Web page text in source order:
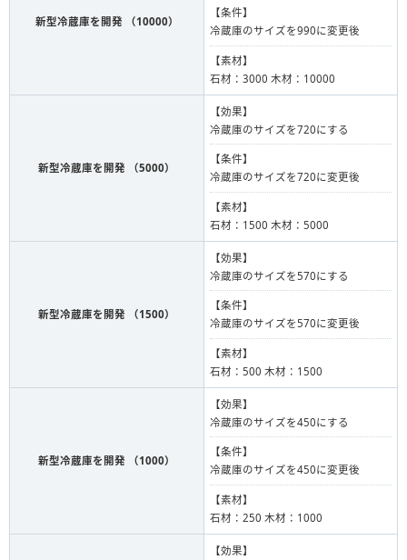
新型冷蔵庫を開発 （10000）
【条件】
冷蔵庫のサイズを990に変更後
【素材】
石材：3000 木材：10000
新型冷蔵庫を開発 （5000）
【効果】
冷蔵庫のサイズを720にする
【条件】
冷蔵庫のサイズを720に変更後
【素材】
石材：1500 木材：5000
新型冷蔵庫を開発 （1500）
【効果】
冷蔵庫のサイズを570にする
【条件】
冷蔵庫のサイズを570に変更後
【素材】
石材：500 木材：1500
新型冷蔵庫を開発 （1000）
【効果】
冷蔵庫のサイズを450にする
【条件】
冷蔵庫のサイズを450に変更後
【素材】
石材：250 木材：1000
【効果】